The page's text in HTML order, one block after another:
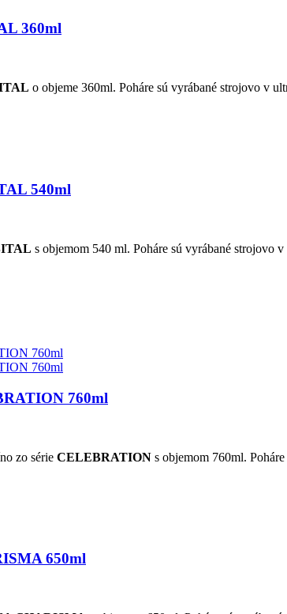
360ml
o objeme 360ml. Poháre sú vyrábané strojovo v
540ml
s objemom 540 ml. Poháre sú vyrábané strojovo
760ml
zo série CELEBRATION s objemom 760ml.
650ml